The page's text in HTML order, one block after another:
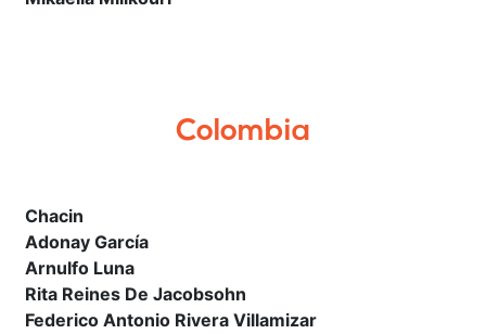
Colombia
Chacin
Adonay García
Arnulfo Luna
Rita Reines De Jacobsohn
Federico Antonio Rivera Villamizar